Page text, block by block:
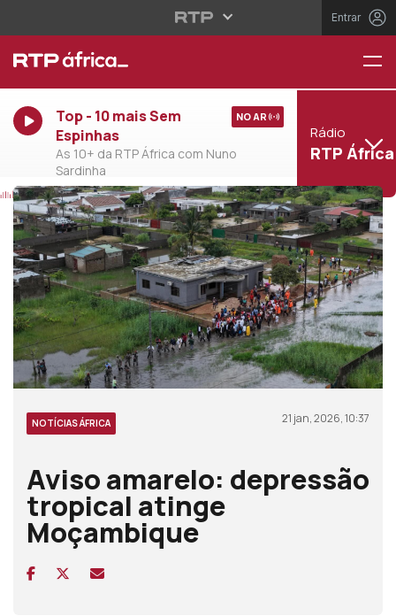
Entrar
Top - 10 mais Sem
Espinhas
As 10+ da RTP África com Nuno
Sardinha
NO AR
Rádio
RTP África
NOTÍCIAS ÁFRICA 21 jan, 2026, 10:37
Aviso amarelo: depressão
tropical atinge
Moçambique